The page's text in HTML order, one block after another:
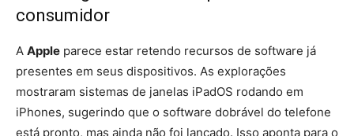
consumidor
A Apple parece estar retendo recursos de software já
presentes em seus dispositivos. As explorações
mostraram sistemas de janelas iPadOS rodando em
iPhones, sugerindo que o software dobrável do telefone
está pronto, mas ainda não foi lançado. Isso aponta para o